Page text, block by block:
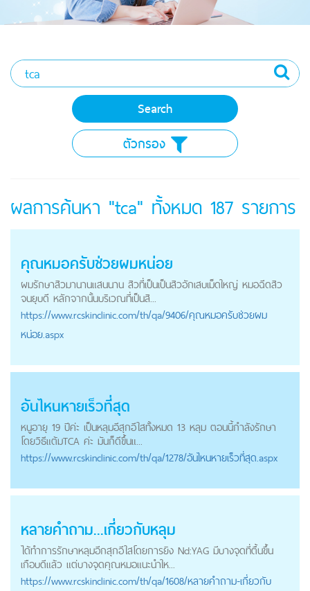
ตัวกรอง
ผลการค้นหา "tca" ทั้งหมด 187 รายการ
คุณหมอครับช่วยผมหน่อย
ผมรักษาสิวมานานแสนนาน สิวที่เป็นเป็นสิวอักเสบเม็ดใหญ่ หมอฉีดสิว
จนยุบดี หลักจากนั้นบริเวณที่เป็นสิ...
https://www.rcskinclinic.com/th/qa/9406/คุณหมอครับช่วยผม
หน่อย.aspx
อันไหนหายเร็วที่สุด
หนูอายุ 19 ปีค่ะ เป็นหลุมอีสุกอีใสทั้งหมด 13 หลุม ตอนนี้กำลังรักษา
โดยวิธีแต้มTCA ค่ะ มันก็ดีขึ้นแ...
https://www.rcskinclinic.com/th/qa/1278/อันไหนหายเร็วที่สุด.aspx
หลายคำถาม...เกี่ยวกับหลุม
ได้ทำการรักษาหลุมอีกสุกอีใสโดยการยิง Nd:YAG มีบางจุดที่ตื้นขึ้น
เกือบดีแล้ว แต่บางจุดคุณหมอแนะนำให...
https://www.rcskinclinic.com/th/qa/1608/หลายคำถาม-เกี่ยวกับ